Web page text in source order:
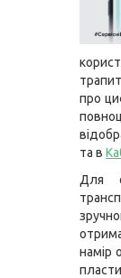
про
та в
Для
намір